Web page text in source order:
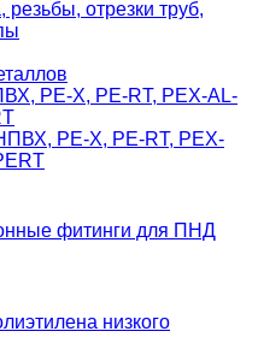
резьбы, отрезки труб,
PE-X, PE-RT, PEX-AL-
PE-X, PE-RT, PEX-
фитинги для ПНД
низкого